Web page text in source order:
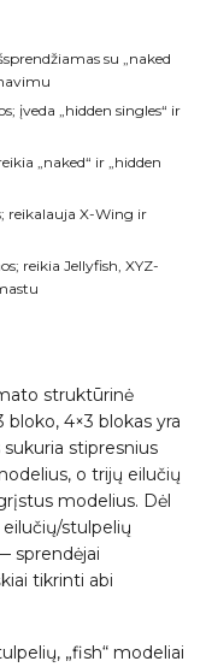
su „naked
įveda „hidden singles“ ir
„naked“ ir „hidden
reikalauja X-Wing ir
reikia Jellyfish, XYZ-
struktūrinė
4×3 blokas yra
stipresnius
o trijų eilučių
modelius. Dėl
stulpelių
sprendėjai
tikrinti abi
„fish“ modeliai